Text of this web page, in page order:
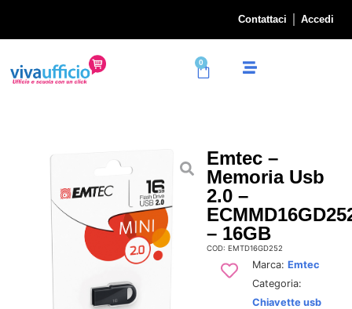
Contattaci Accedi
0
Emtec –
Memoria Usb
2.0 –
– 16GB
COD: EMTD16GD252
Marca: Emtec
Categoria:
Chiavette usb